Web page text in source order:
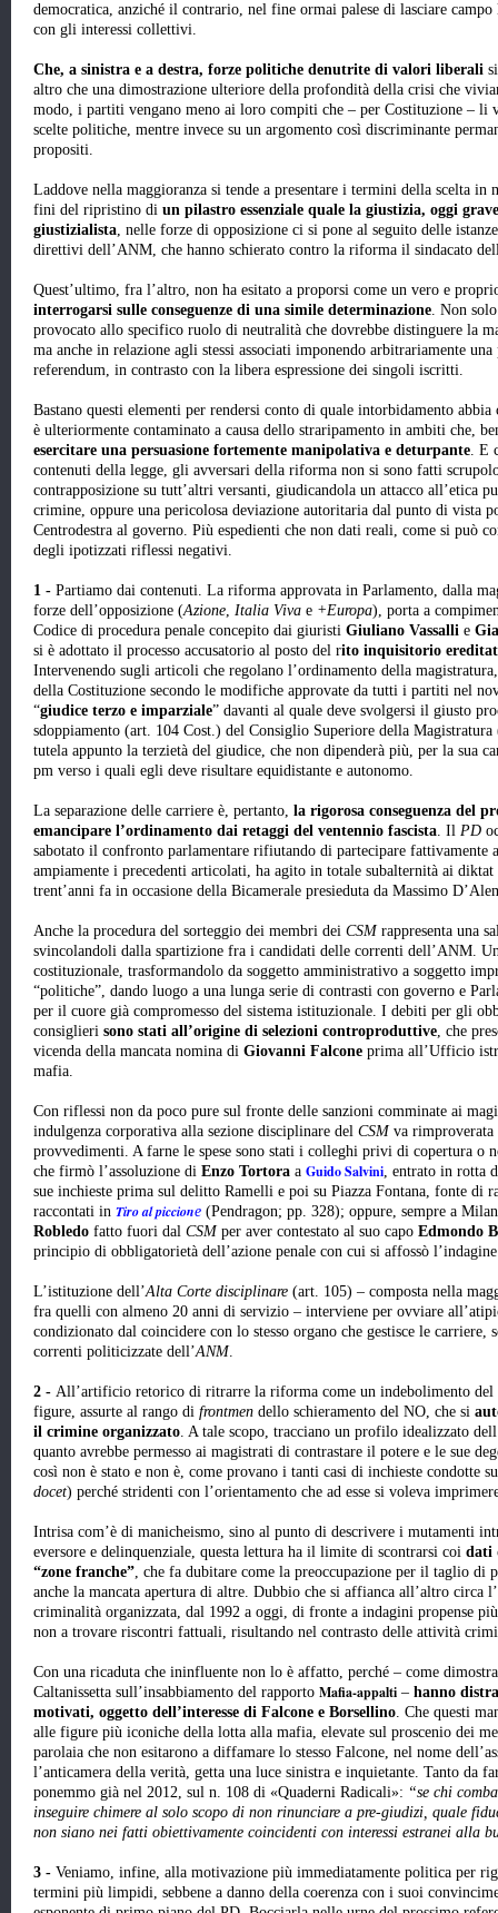
democratica, anziché il contrario, nel fine ormai palese di lasciare
con gli interessi collettivi.
Che, a sinistra e a destra, forze politiche denutrite di valori liberali
altro che una dimostrazione ulteriore della profondità della crisi che
modo, i partiti vengano meno ai loro compiti che – per Costituzione – li
scelte politiche, mentre invece su un argomento così discriminante
propositi.
Laddove nella maggioranza si tende a presentare i termini della scelta in
fini del ripristino di un pilastro essenziale quale la giustizia, oggi
giustizialista, nelle forze di opposizione ci si pone al seguito delle
direttivi dell’ANM, che hanno schierato contro la riforma il sindacato
Quest’ultimo, fra l’altro, non ha esitato a proporsi come un vero e
interrogarsi sulle conseguenze di una simile determinazione. Non
provocato allo specifico ruolo di neutralità che dovrebbe distinguere la
ma anche in relazione agli stessi associati imponendo arbitrariamente
referendum, in contrasto con la libera espressione dei singoli iscritti.
Bastano questi elementi per rendersi conto di quale intorbidamento
è ulteriormente contaminato a causa dello straripamento in ambiti che,
esercitare una persuasione fortemente manipolativa e deturpante. E
contenuti della legge, gli avversari della riforma non si sono fatti
contrapposizione su tutt’altri versanti, giudicandola un attacco all’etica
crimine, oppure una pericolosa deviazione autoritaria dal punto di vista
Centrodestra al governo. Più espedienti che non dati reali, come si può
degli ipotizzati riflessi negativi.
1 - Partiamo dai contenuti. La riforma approvata in Parlamento, dalla
forze dell’opposizione (Azione, Italia Viva e +Europa), porta a
Codice di procedura penale concepito dai giuristi Giuliano Vassalli e
si è adottato il processo accusatorio al posto del rito inquisitorio
Intervenendo sugli articoli che regolano l’ordinamento della
della Costituzione secondo le modifiche approvate da tutti i partiti nel
“giudice terzo e imparziale” davanti al quale deve svolgersi il giusto
sdoppiamento (art. 104 Cost.) del Consiglio Superiore della
tutela appunto la terzietà del giudice, che non dipenderà più, per la sua
pm verso i quali egli deve risultare equidistante e autonomo.
La separazione delle carriere è, pertanto, la rigorosa conseguenza del
emancipare l’ordinamento dai retaggi del ventennio fascista. Il PD
sabotato il confronto parlamentare rifiutando di partecipare fattivamente
ampiamente i precedenti articolati, ha agito in totale subalternità ai diktat
trent’anni fa in occasione della Bicamerale presieduta da Massimo
Anche la procedura del sorteggio dei membri dei CSM rappresenta una
svincolandoli dalla spartizione fra i candidati delle correnti dell’ANM.
costituzionale, trasformandolo da soggetto amministrativo a soggetto
“politiche”, dando luogo a una lunga serie di contrasti con governo e
per il cuore già compromesso del sistema istituzionale. I debiti per gli
consiglieri sono stati all’origine di selezioni controproduttive, che
vicenda della mancata nomina di Giovanni Falcone prima all’Ufficio
mafia.
Con riflessi non da poco pure sul fronte delle sanzioni comminate ai
indulgenza corporativa alla sezione disciplinare del CSMva rimproverata
provvedimenti. A farne le spese sono stati i colleghi privi di copertura o
che firmò l’assoluzione di Enzo Tortora a Guido Salvini, entrato in rotta
sue inchieste prima sul delitto Ramelli e poi su Piazza Fontana, fonte di
raccontati in Tiro al piccione (Pendragon; pp. 328); oppure, sempre a
Robledo fatto fuori dal CSMper aver contestato al suo capo Edmondo
principio di obbligatorietà dell’azione penale con cui si affossò
L’istituzione dell’Alta Corte disciplinare (art. 105) – composta nella
fra quelli con almeno 20 anni di servizio – interviene per ovviare
condizionato dal coincidere con lo stesso organo che gestisce le carriere,
correnti politicizzate dell’ANM.
2 - All’artificio retorico di ritrarre la riforma come un indebolimento del
figure, assurte al rango di frontmen dello schieramento del NO, che si
il crimine organizzato. A tale scopo, tracciano un profilo idealizzato
quanto avrebbe permesso ai magistrati di contrastare il potere e le sue
così non è stato e non è, come provano i tanti casi di inchieste condotte
docet) perché stridenti con l’orientamento che ad esse si voleva
Intrisa com’è di manicheismo, sino al punto di descrivere i mutamenti
eversore e delinquenziale, questa lettura ha il limite di scontrarsi coi dati
“zone franche”, che fa dubitare come la preoccupazione per il taglio di
anche la mancata apertura di altre. Dubbio che si affianca all’altro circa
criminalità organizzata, dal 1992 a oggi, di fronte a indagini propense
non a trovare riscontri fattuali, risultando nel contrasto delle attività
Con una ricaduta che ininfluente non lo è affatto, perché – come
Caltanissetta sull’insabbiamento del rapporto Mafia-appalti – hanno
motivati, oggetto dell’interesse di Falcone e Borsellino. Che questi
alle figure più iconiche della lotta alla mafia, elevate sul proscenio dei
parolaia che non esitarono a diffamare lo stesso Falcone, nel nome
l’anticamera della verità, getta una luce sinistra e inquietante. Tanto da
ponemmo già nel 2012, sul n. 108 di «Quaderni Radicali»: “se chi
inseguire chimere al solo scopo di non rinunciare a pre-giudizi, quale
non siano nei fatti obiettivamente coincidenti con interessi estranei alla
3 - Veniamo, infine, alla motivazione più immediatamente politica per
termini più limpidi, sebbene a danno della coerenza con i suoi